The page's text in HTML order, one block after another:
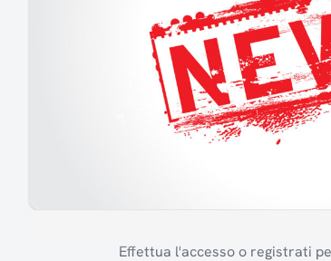
Effettua l'accesso o registrati